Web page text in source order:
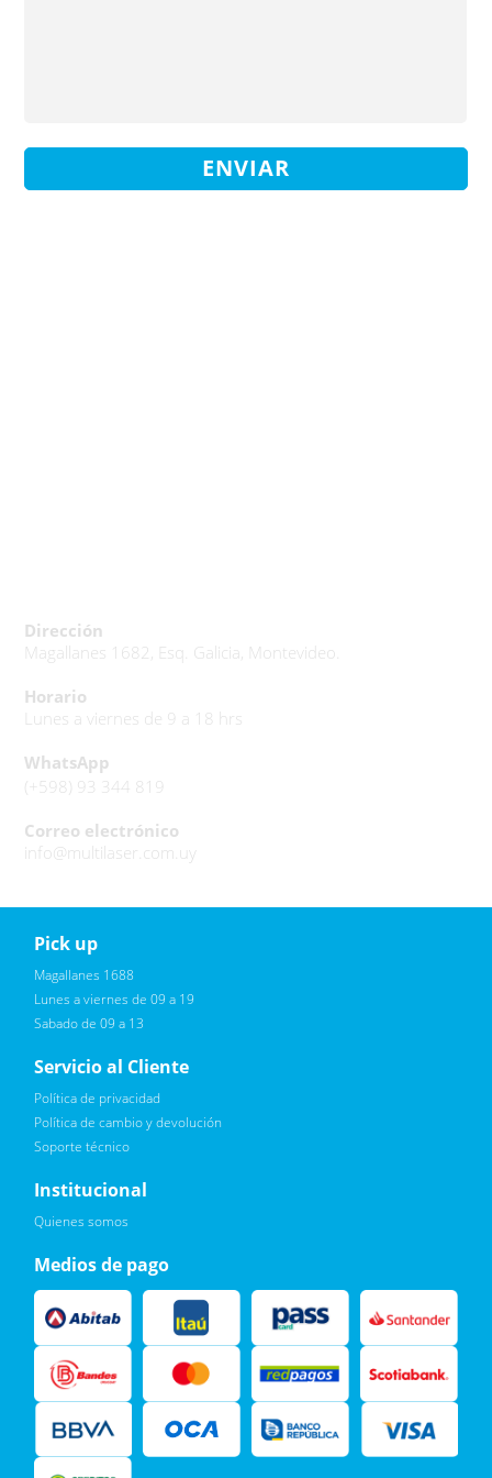
ENVIAR
Dirección
Magallanes 1682, Esq. Galicia, Montevideo.
Horario
Lunes a viernes de 9 a 18 hrs
WhatsApp
(+598) 93 344 819
Correo electrónico
info@multilaser.com.uy
Reciba novedades, promociones exclusivas
Leí, soy consciente de las condiciones para el tratamiento de
mis datos personales y doy mi consentimiento, tal y como se
Pick up
Magallanes 1688
Lunes a viernes de 09 a 19
Sabado de 09 a 13
Servicio al Cliente
Política de privacidad
Política de cambio y devolución
Soporte técnico
Institucional
Quienes somos
Medios de pago